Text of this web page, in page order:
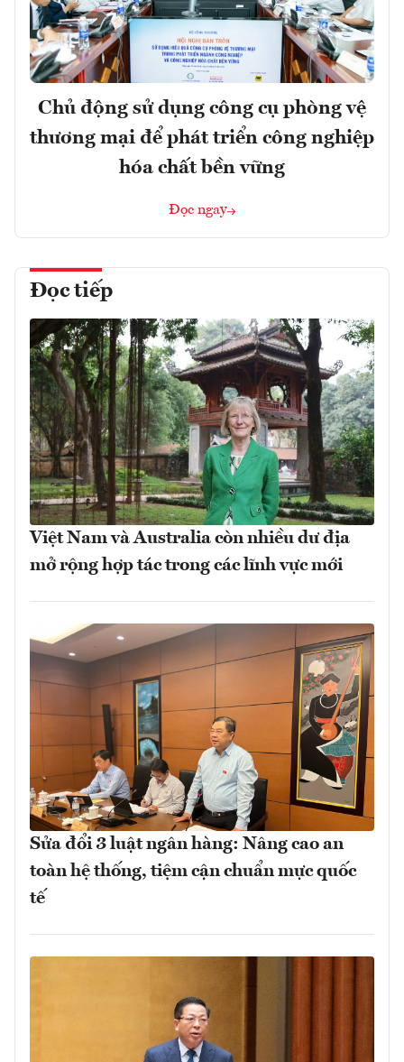
Chủ động sử dụng công cụ phòng vệ
thương mại để phát triển công nghiệp
hóa chất bền vững
Đọc ngay
Đọc tiếp
Việt Nam và Australia còn nhiều dư địa
mở rộng hợp tác trong các lĩnh vực mới
Sửa đổi 3 luật ngân hàng: Nâng cao an
toàn hệ thống, tiệm cận chuẩn mực quốc
tế